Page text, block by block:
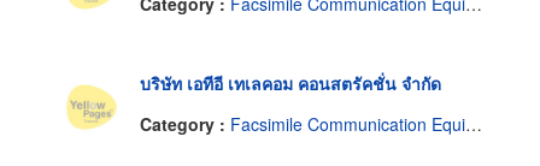
บริษัท เอทีอี เทเลคอม คอนสตรัคชั่น จำกัด
Category : Facsimile Communication Equipment